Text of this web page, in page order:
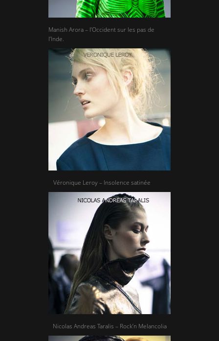
Manish Arora – l’Occident sur les pas de
l’Inde.
Véronique Leroy – Insolence satinée
Nicolas Andreas Taralis – Rock’n Melancolia